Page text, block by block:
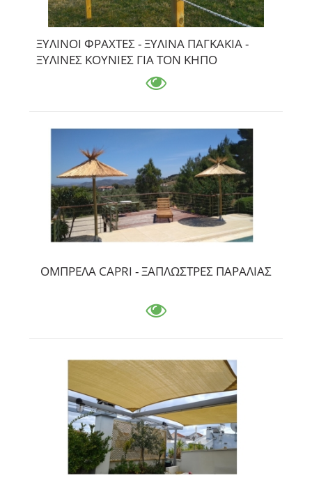
ΞΥΛΙΝΟΙ ΦΡΑΧΤΕΣ - ΞΥΛΙΝΑ ΠΑΓΚΑΚΙΑ -
ΞΥΛΙΝΕΣ ΚΟΥΝΙΕΣ ΓΙΑ ΤΟΝ ΚΗΠΟ
ΟΜΠΡΕΛΑ CAPRI - ΞΑΠΛΩΣΤΡΕΣ ΠΑΡΑΛΙΑΣ